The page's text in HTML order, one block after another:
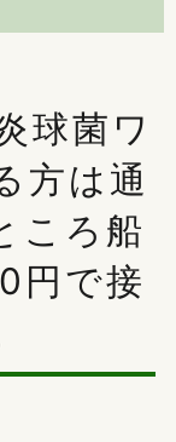
球菌ワ
方は通
ころ船
円で接